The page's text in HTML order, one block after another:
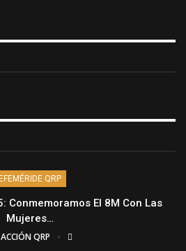
EFEMÉRIDE QRP
Conmemoramos El 8M Con Las
Mujeres…
QRP